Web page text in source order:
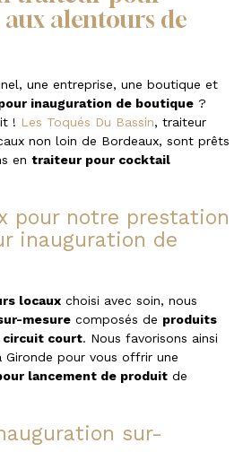
alentours de
une entreprise, une boutique et
inauguration de boutique ?
! Les Toqués Du Bassin, traiteur
non loin de Bordeaux, sont prêts
en traiteur pour cocktail
pour notre prestation
inauguration de
locaux choisi avec soin, nous
mesure composés de produits
circuit court. Nous favorisons ainsi
Gironde pour vous offrir une
lancement de produit de
sur-